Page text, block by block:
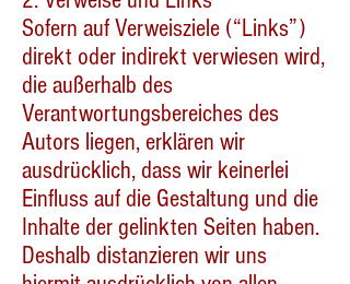
Sofern auf Verweisziele (“Links”)
direkt oder indirekt verwiesen wird,
die außerhalb des
Verantwortungsbereiches des
Autors liegen, erklären wir
ausdrücklich, dass wir keinerlei
Einfluss auf die Gestaltung und die
Inhalte der gelinkten Seiten haben.
Deshalb distanzieren wir uns